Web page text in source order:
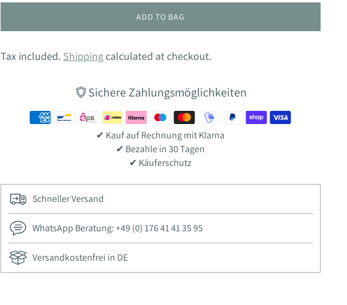
ADD TO BAG
Tax included. Shippingcalculated at checkout.
Sichere Zahlungsmöglichkeiten
✔ Kauf auf Rechnung mit Klarna
✔ Bezahle in 30 Tagen
✔ Käuferschutz
Schneller Versand
WhatsApp Beratung: +49 (0) 176 41 41 35 95
Versandkostenfrei in DE